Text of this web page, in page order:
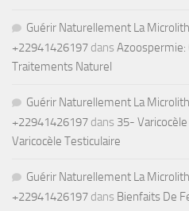
Guérir Naturellement La
+22941426197 dans Azoospermie:
Traitements Naturel
Guérir Naturellement La
+22941426197 dans 35-
Varicocèle Testiculaire
Guérir Naturellement La
+22941426197 dans Bienfaits De